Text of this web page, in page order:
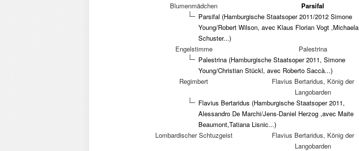
Blumenmädchen
Parsifal
Parsifal (Hamburgische Staatsoper 2011/2012 Simone
Young/Robert Wilson, avec Klaus Florian Vogt ,Michaela
Schuster...)
Engelstimme
Palestrina
Palestrina (Hamburgische Staatsoper 2011, Simone
Young/Christian Stückl, avec Roberto Saccà...)
Regimbert
Flavius Bertaridus, König der
Langobarden
Flavius Bertaridus (Hamburgische Staatsoper 2011,
Alessandro De Marchi/Jens-Daniel Herzog ,avec Maite
Beaumont,Tatiana Lisnic...)
Lombardischer Schtuzgeist
Flavius Bertaridus, König der
Langobarden